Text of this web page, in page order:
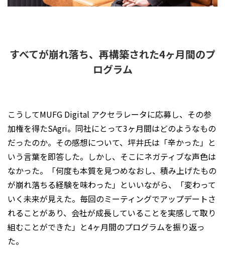
すべてが崩れ落ち、再構築された4ヶ月間のプ
ログラム
こうしてMUFG Digital アクセラレータに応募し、その参
加権を得たSAgri。同社にとって3ヶ月間はどのようなもの
だったのか。その感想について、坪井氏は「辛かった」と
いう言葉を即答した。しかし、そこにネガティブな声色は
なかった。「何度も本質を見つめなおし、積み上げたもの
が崩れ落ちる経験を味わった」といいながら、「変わって
いく未来が見えた。毎回のミーティングでアップデートさ
れることがあり、会社が成長していることを実感して取り
組むことができた」と4ヶ月間のプログラムを振り返っ
た。